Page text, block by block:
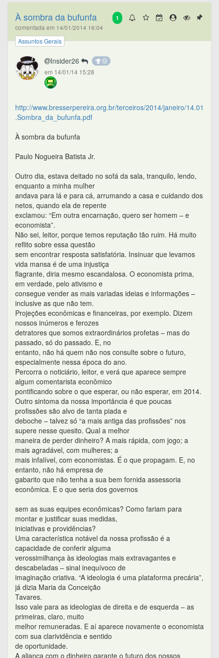
1
À sombra da bufunfa
comentada em 14/01/2014 16:04
Assuntos Gerais
Insider26
em 14/01/14 15:28
http://www.bresserpereira.org.br/terceiros/2014/janeiro/14.01
.Sombra_da_bufunfa.pdf
À sombra da bufunfa
Paulo Nogueira Batista Jr.
Outro dia, estava deitado no sofá da sala, tranquilo, lendo,
enquanto a minha mulher
andava para lá e para cá, arrumando a casa e cuidando dos
netos, quando ela de repente
exclamou: “Em outra encarnação, quero ser homem – e
economista”.
Não sei, leitor, porque temos reputação tão ruim. Há muito
reflito sobre essa questão
sem encontrar resposta satisfatória. Insinuar que levamos
vida mansa é de uma injustiça
flagrante, diria mesmo escandalosa. O economista prima,
em verdade, pelo ativismo e
consegue vender as mais variadas ideias e informações –
inclusive as que não tem.
Projeções econômicas e financeiras, por exemplo. Dizem
nossos inúmeros e ferozes
detratores que somos extraordinários profetas – mas do
passado, só do passado. E, no
entanto, não há quem não nos consulte sobre o futuro,
especialmente nessa época do ano.
Percorra o noticiário, leitor, e verá que aparece sempre
algum comentarista econômico
pontificando sobre o que esperar, ou não esperar, em 2014.
Outro sintoma da nossa importância é que poucas
profissões são alvo de tanta piada e
deboche – talvez só “a mais antiga das profissões” nos
supere nesse quesito. Qual a melhor
maneira de perder dinheiro? A mais rápida, com jogo; a
mais agradável, com mulheres; a
mais infalível, com economistas. É o que propagam. E, no
entanto, não há empresa de
gabarito que não tenha a sua bem fornida assessoria
econômica. E o que seria dos governos
sem as suas equipes econômicas? Como fariam para
montar e justificar suas medidas,
iniciativas e providências?
Uma característica notável da nossa profissão é a
capacidade de conferir alguma
verossimilhança às ideologias mais extravagantes e
descabeladas – sinal inequívoco de
imaginação criativa. “A ideologia é uma plataforma precária”,
já dizia Maria da Conceição
Tavares.
Isso vale para as ideologias de direita e de esquerda – as
primeiras, claro, muito
melhor remuneradas. E aí aparece novamente o economista
com sua clarividência e sentido
de oportunidade.
A aliança com o dinheiro garante o futuro dos nossos